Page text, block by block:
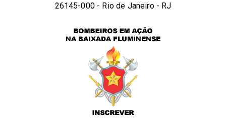
26145-000 - Rio de Janeiro - RJ